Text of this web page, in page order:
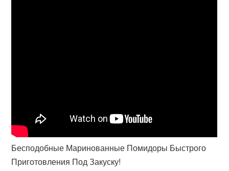
Бесподобные Маринованные Помидоры Быстрого
Приготовления Под Закуску!